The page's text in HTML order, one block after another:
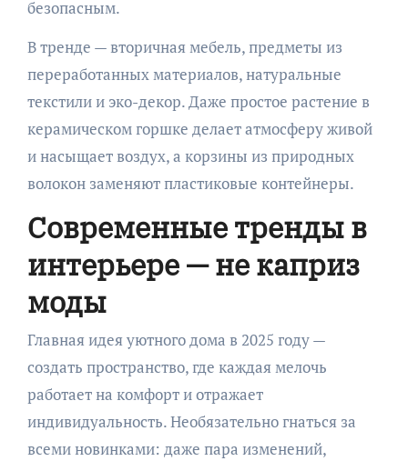
безопасным.
В тренде — вторичная мебель, предметы из
переработанных материалов, натуральные
текстили и эко-декор. Даже простое растение в
керамическом горшке делает атмосферу живой
и насыщает воздух, а корзины из природных
волокон заменяют пластиковые контейнеры.
Современные тренды в
интерьере — не каприз
моды
Главная идея уютного дома в 2025 году —
создать пространство, где каждая мелочь
работает на комфорт и отражает
индивидуальность. Необязательно гнаться за
всеми новинками: даже пара изменений,